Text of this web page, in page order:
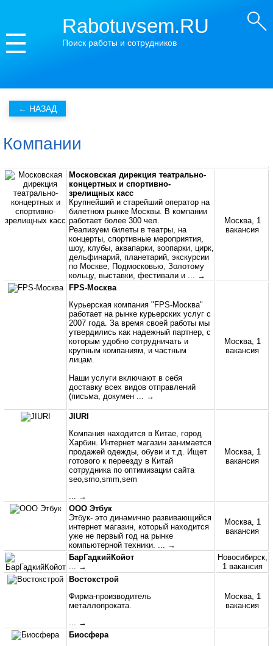
Rabotuvsem.RU
Поиск работы и сотрудников
Компании
Московская дирекция театрально-
концертных и спортивно-
зрелищных касс
Крупнейший и старейший оператор на
билетном рынке Москвы. В компании
работает более 300 чел.
Реализуем билеты в театры, на
концерты, спортивные мероприятия,
шоу, клубы, аквапарки, зоопарки, цирк,
дельфинарий, планетарий, экскурсии
по Москве, Подмосковью, Золотому
кольцу, выставки, фестивали и
... →
Москва, 1
вакансия
FPS-Москва
Курьерская компания "FPS-Москва"
работает на рынке курьерских услуг с
2007 года. За время своей работы мы
утвердились как надежный партнер, с
которым удобно сотрудничать и
крупным компаниям, и частным
лицам.
Наши услуги включают в себя
доставку всех видов отправлений
(письма, докумен
... →
Москва, 1
вакансия
JIURI
Компания находится в Китае, город
Харбин. Интернет магазин занимается
продажей одежды, обуви и т.д. Ищет
готового к переезду в Китай
сотрудника по оптимизации сайта
seo,smo,smm,sem
... →
Москва, 1
вакансия
ООО Этбук
Этбук- это динамично развивающийся
интернет магазин, который находится
уже не первый год на рынке
компьютерной техники.
... →
Москва, 1
вакансия
БарГадкийКойот
... →
Новосибирск,
1 вакансия
Востокстрой
Фирма-производитель
металлопроката.
... →
Москва, 1
вакансия
Биосфера